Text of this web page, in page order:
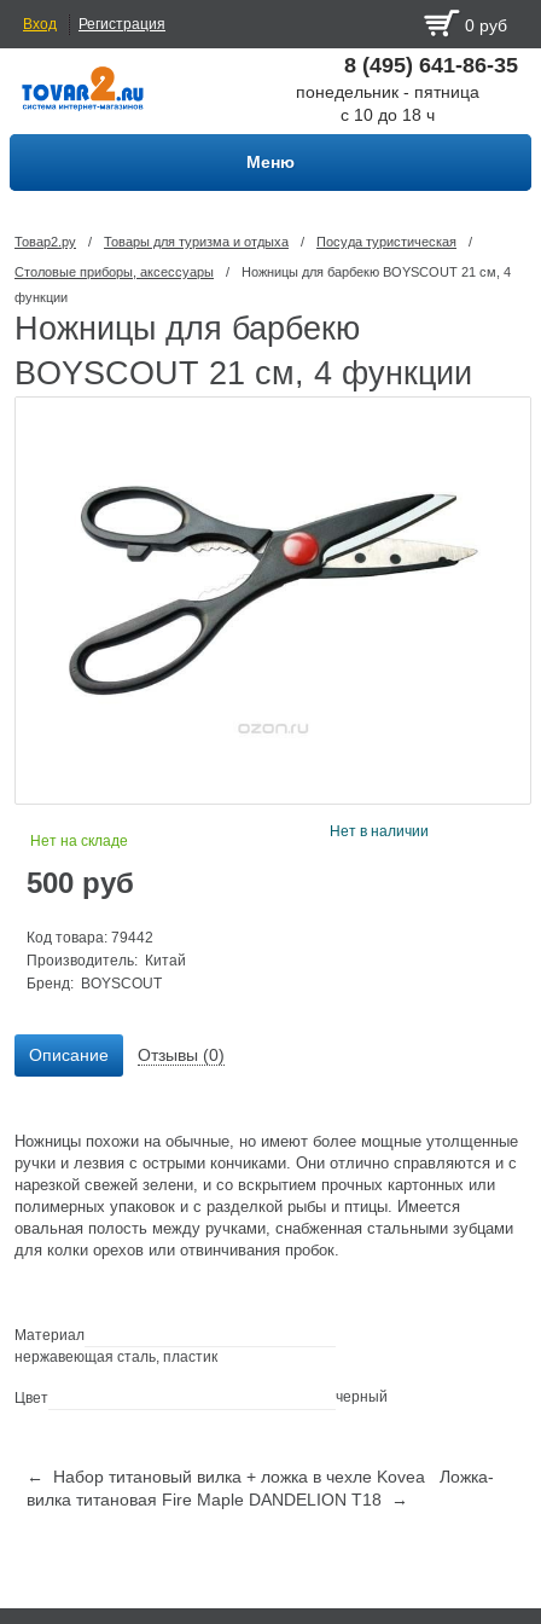
Вход Регистрация 0 руб
8 (495) 641-86-35
понедельник - пятница
с 10 до 18 ч
Меню
Товар2.ру / Товары для туризма и отдыха / Посуда туриcтическая /
Столовые приборы, аксессуары /
Ножницы для барбекю BOYSCOUT 21 см, 4
функции
Ножницы для барбекю
BOYSCOUT 21 см, 4 функции
Нет на складе
500 руб
Код товара: 79442
Производитель: Китай
Бренд: BOYSCOUT
Нет в наличии
Описание Отзывы (0)
Ножницы похожи на обычные, но имеют более мощные утолщенные
ручки и лезвия с острыми кончиками. Они отлично справляются и с
нарезкой свежей зелени, и со вскрытием прочных картонных или
полимерных упаковок и с разделкой рыбы и птицы. Имеется
овальная полость между ручками, снабженная стальными зубцами
для колки орехов или отвинчивания пробок.
Материал
нержавеющая сталь, пластик
Цвет черный
← Набор титановый вилка + ложка в чехле Kovea
Ложка-
вилка титановая Fire Maple DANDELION T18 →